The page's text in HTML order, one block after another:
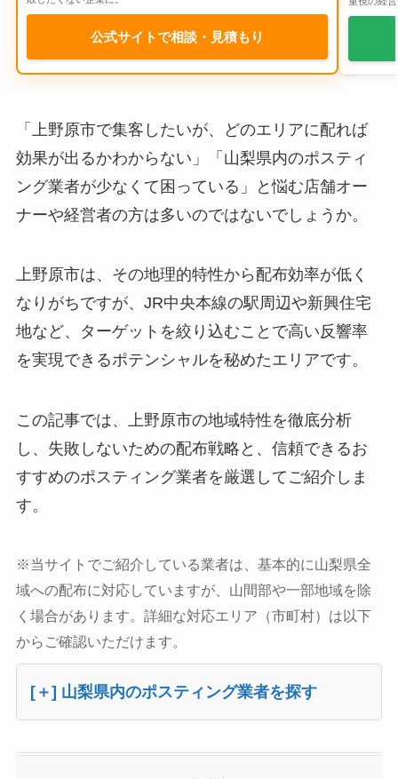
公式サイトで相談・見積もり
「上野原市で集客したいが、どのエリアに配れば
効果が出るかわからない」「山梨県内のポスティ
ング業者が少なくて困っている」と悩む店舗オー
ナーや経営者の方は多いのではないでしょうか。
上野原市は、その地理的特性から配布効率が低く
なりがちですが、JR中央本線の駅周辺や新興住宅
地など、ターゲットを絞り込むことで高い反響率
を実現できるポテンシャルを秘めたエリアです。
この記事では、上野原市の地域特性を徹底分析
し、失敗しないための配布戦略と、信頼できるお
すすめのポスティング業者を厳選してご紹介しま
す。
※当サイトでご紹介している業者は、基本的に山梨県全
域への配布に対応していますが、山間部や一部地域を除
く場合があります。詳細な対応エリア（市町村）は以下
からご確認いただけます。
[＋] 山梨県内のポスティング業者を探す